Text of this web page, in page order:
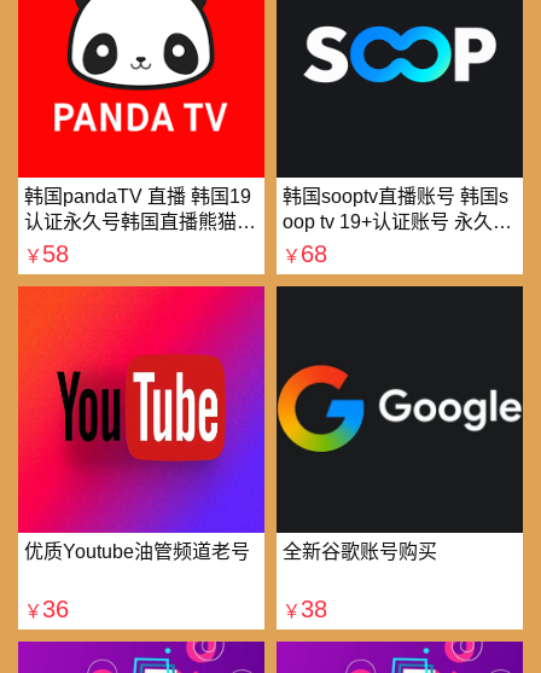
韩国pandaTV 直播 韩国19
认证永久号韩国直播熊猫tv
可改密 一人一号
￥ 58
韩国sooptv直播账号 韩国s
oop tv 19+认证账号 永久使
用
￥ 68
优质Youtube油管频道老号
￥ 36
全新谷歌账号购买
￥ 38